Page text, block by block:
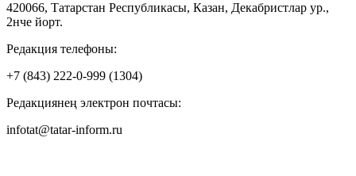
420066, Татарстан Республикасы, Казан, Декабристлар ур.,
2нче йорт.
Редакция телефоны:
+7 (843) 222-0-999 (1304)
Редакциянең электрон почтасы:
infotat@tatar-inform.ru